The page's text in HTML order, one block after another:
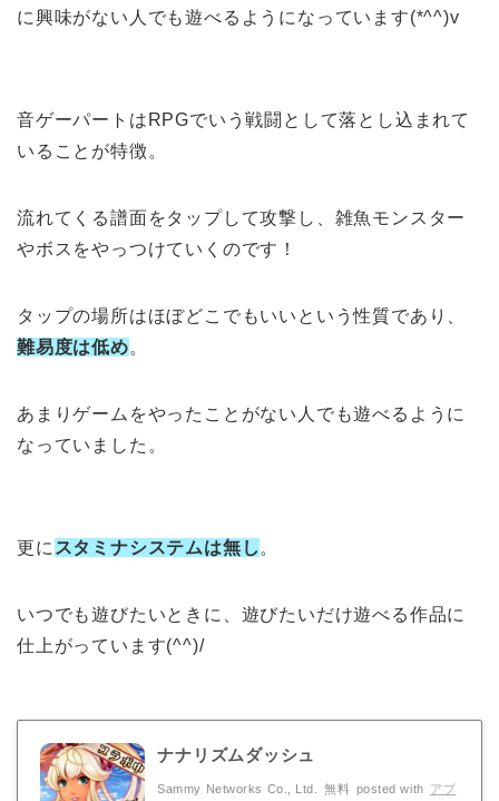
に興味がない人でも遊べるようになっています(*^^)v
音ゲーパートはRPGでいう戦闘として落とし込まれて
いることが特徴。
流れてくる譜面をタップして攻撃し、雑魚モンスター
やボスをやっつけていくのです！
タップの場所はほぼどこでもいいという性質であり、
難易度は低め。
あまりゲームをやったことがない人でも遊べるように
なっていました。
更に スタミナシステムは無し 。
いつでも遊びたいときに、遊びたいだけ遊べる作品に
仕上がっています(^^)/
ナナリズムダッシュ
Sammy Networks Co., Ltd. 無料 posted with アプ